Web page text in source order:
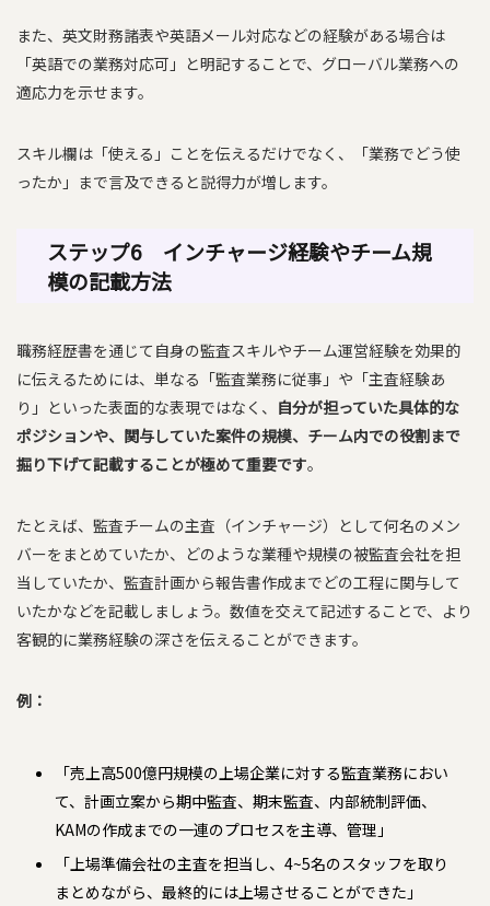
また、英文財務諸表や英語メール対応などの経験がある場合は
「英語での業務対応可」と明記することで、グローバル業務への
適応力を示せます。
スキル欄は「使える」ことを伝えるだけでなく、「業務でどう使
ったか」まで言及できると説得力が増します。
ステップ6 インチャージ経験やチーム規
模の記載方法
職務経歴書を通じて自身の監査スキルやチーム運営経験を効果的
に伝えるためには、単なる「監査業務に従事」や「主査経験あ
り」といった表面的な表現ではなく、 自分が担っていた具体的な
ポジションや、関与していた案件の規模、チーム内での役割まで
掘り下げて記載することが極めて重要です。
たとえば、監査チームの主査（インチャージ）として何名のメン
バーをまとめていたか、どのような業種や規模の被監査会社を担
当していたか、監査計画から報告書作成までどの工程に関与して
いたかなどを記載しましょう。数値を交えて記述することで、より
客観的に業務経験の深さを伝えることができます。
例：
「売上高500億円規模の上場企業に対する監査業務におい
て、計画立案から期中監査、期末監査、内部統制評価、
KAMの作成までの一連のプロセスを主導、管理」
「上場準備会社の主査を担当し、4~5名のスタッフを取り
まとめながら、最終的には上場させることができた」